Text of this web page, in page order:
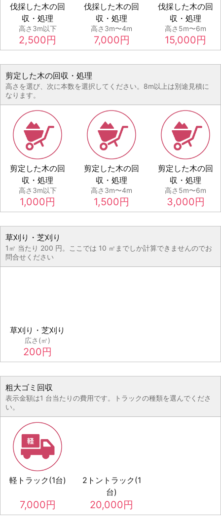
伐採した木の回
収・処理
高さ3m以下
2,500円
伐採した木の回
収・処理
高さ3m〜4m
7,000円
伐採した木の回
収・処理
高さ5m〜6m
15,000円
剪定した木の回収・処理
高さを選び、次に本数を選択してください。8m以上は別途見積に
なります。
剪定した木の回
収・処理
高さ3m以下
1,000円
剪定した木の回
収・処理
高さ3m〜4m
1,500円
剪定した木の回
収・処理
高さ5m〜6m
3,000円
草刈り・芝刈り
1㎡ 当たり 200 円。ここでは 10 ㎡までしか計算できませんのでお
問合せください
草刈り・芝刈り
広さ(㎡)
200円
粗大ゴミ回収
表示金額は1 台当たりの費用です。トラックの種類を選んでくださ
い。
軽トラック(1台)
7,000円
2トントラック(1
台)
20,000円